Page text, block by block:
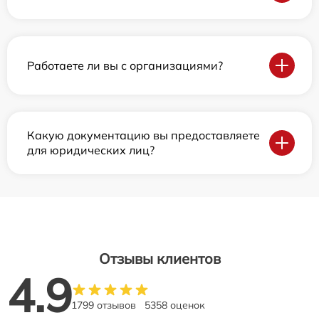
Работаете ли вы с организациями?
Какую документацию вы предоставляете
для юридических лиц?
Отзывы клиентов
4.91799 отзывов 5358 оценок